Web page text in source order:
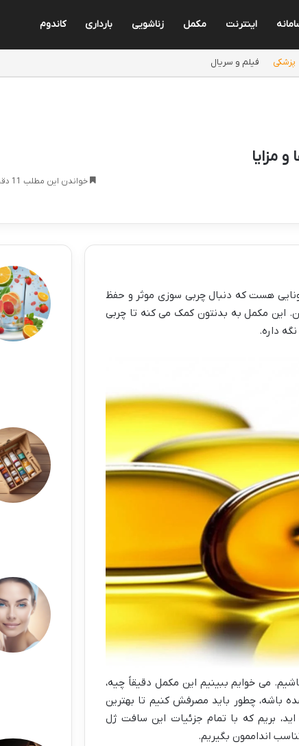
اینترنت مکمل زناشویی بارداری کاندوم
پزشکی فیلم و سریال
خواندن این مطلب 11 دقیقه زمان میبرد
هست که دنبال چربی سوزی موثر و حفظ
این مکمل به بدنتون کمک می کنه تا چربی
داره.
می خوایم ببینیم این مکمل دقیقاً چیه،
باشه، چطور باید مصرفش کنیم تا بهترین
بریم که با تمام جزئیات این سافت ژل
انداممون بگیریم.